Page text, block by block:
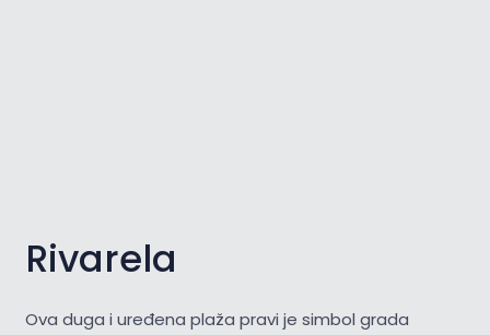
Rivarela
Ova duga i uređena plaža pravi je simbol grada